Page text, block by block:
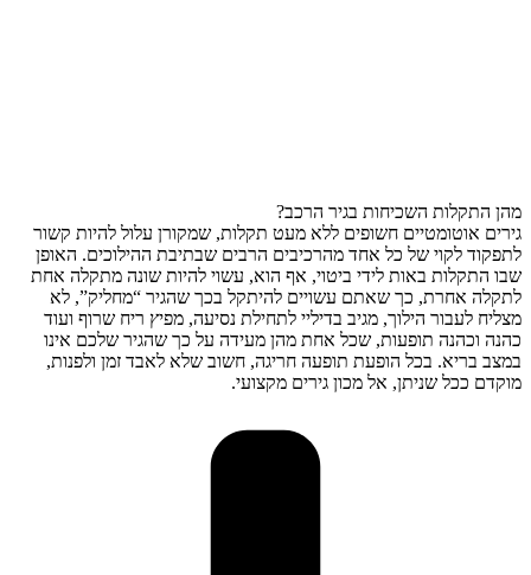
מהן התקלות השכיחות בגיר הרכב?
גירים אוטומטיים חשופים ללא מעט תקלות, שמקורן עלול להיות קשור
לתפקוד לקוי של כל אחד מהרכיבים הרבים שבתיבת ההילוכים. האופן
שבו התקלות באות לידי ביטוי, אף הוא, עשוי להיות שונה מתקלה אחת
לתקלה אחרת, כך שאתם עשויים להיתקל בכך שהגיר “מחליק”, לא
מצליח לעבור הילוך, מגיב בדיליי לתחילת נסיעה, מפיץ ריח שרוף ועוד
כהנה וכהנה תופעות, שכל אחת מהן מעידה על כך שהגיר שלכם אינו
במצב בריא. בכל הופעת תופעה חריגה, חשוב שלא לאבד זמן ולפנות,
מוקדם ככל שניתן, אל מכון גירים מקצועי.